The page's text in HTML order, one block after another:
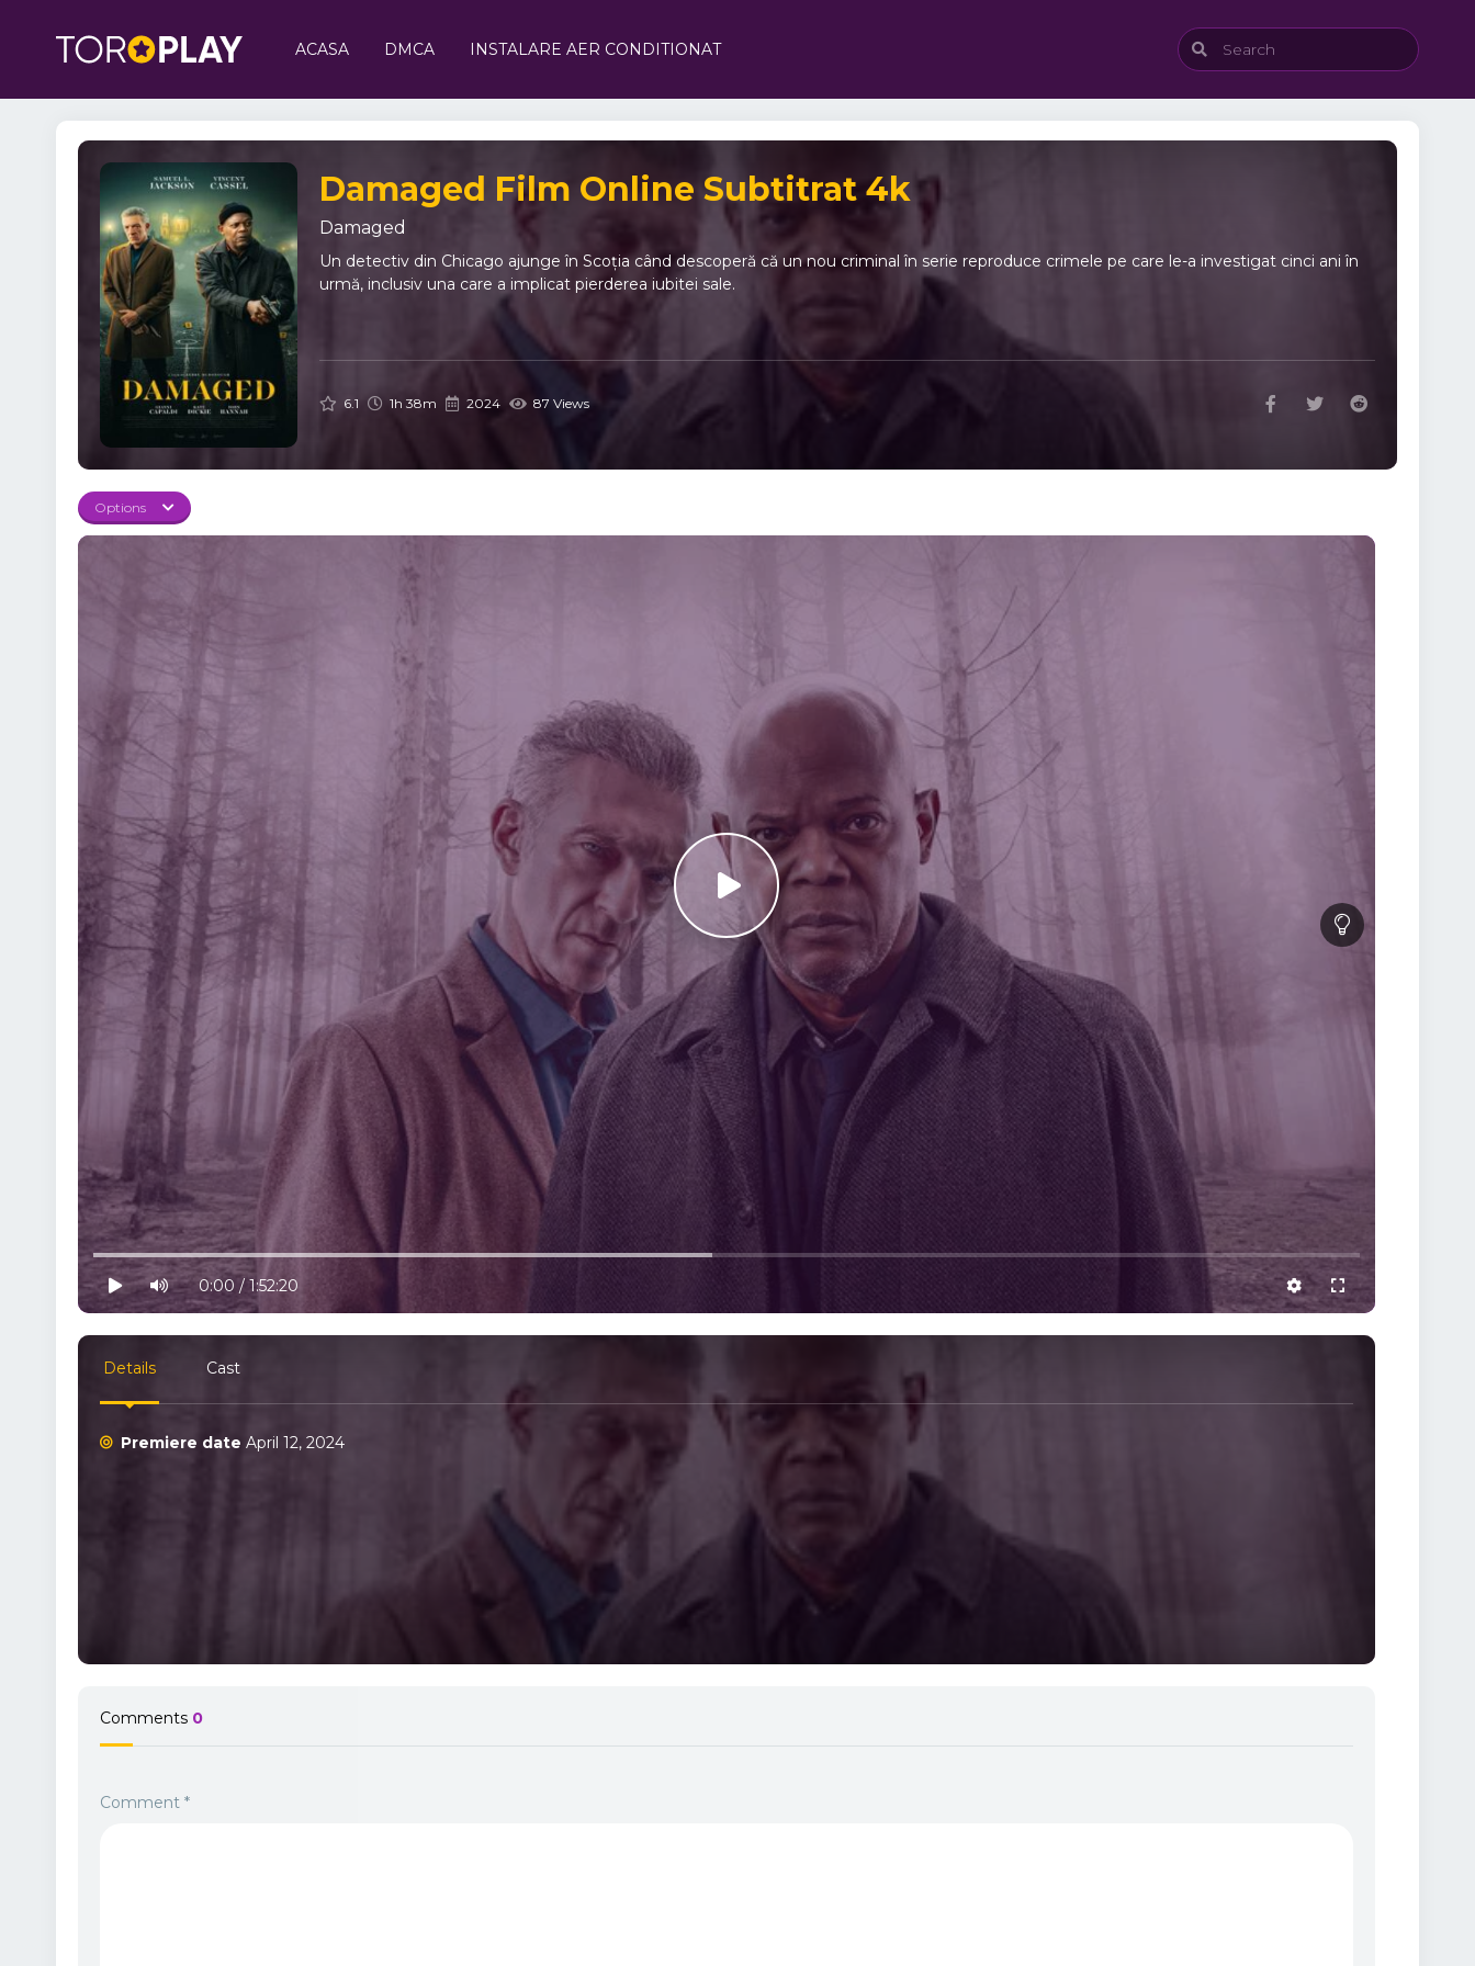
ACASA DMCA INSTALARE AER CONDITIONAT
Damaged Film Online Subtitrat 4k
Damaged
Un detectiv din Chicago ajunge în Scoția când descoperă că un nou criminal în serie reproduce crimele pe care le-a investigat cinci ani în
urmă, inclusiv una care a implicat pierderea iubitei sale.
6.1 1h 38m 2024 87 Views
Options
10% progress
play
volume0:00 / 1:52:20 settingsfull
Details Cast
Premiere date April 12, 2024
Comments 0
Comment *